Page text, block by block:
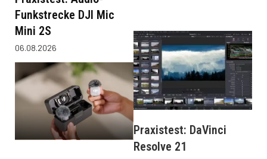
Funkstrecke DJI Mic
Mini 2S
06.08.2026
Praxistest: DaVinci
Resolve 21